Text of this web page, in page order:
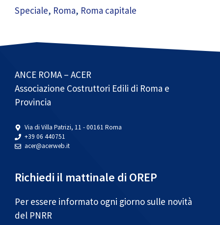
Speciale, Roma, Roma capitale
ANCE ROMA – ACER
Associazione Costruttori Edili di Roma e
Provincia
Via di Villa Patrizi, 11 - 00161 Roma
+39 06 440751
acer@acerweb.it
Richiedi il mattinale di OREP
Per essere informato ogni giorno sulle novità
del PNRR